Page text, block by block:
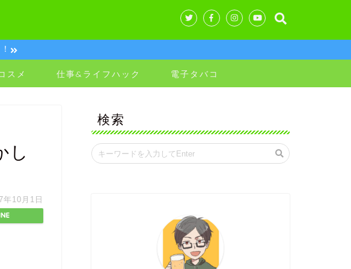
スメ 仕事&ライフハック 電子タバコ
し
年10月1日
検索